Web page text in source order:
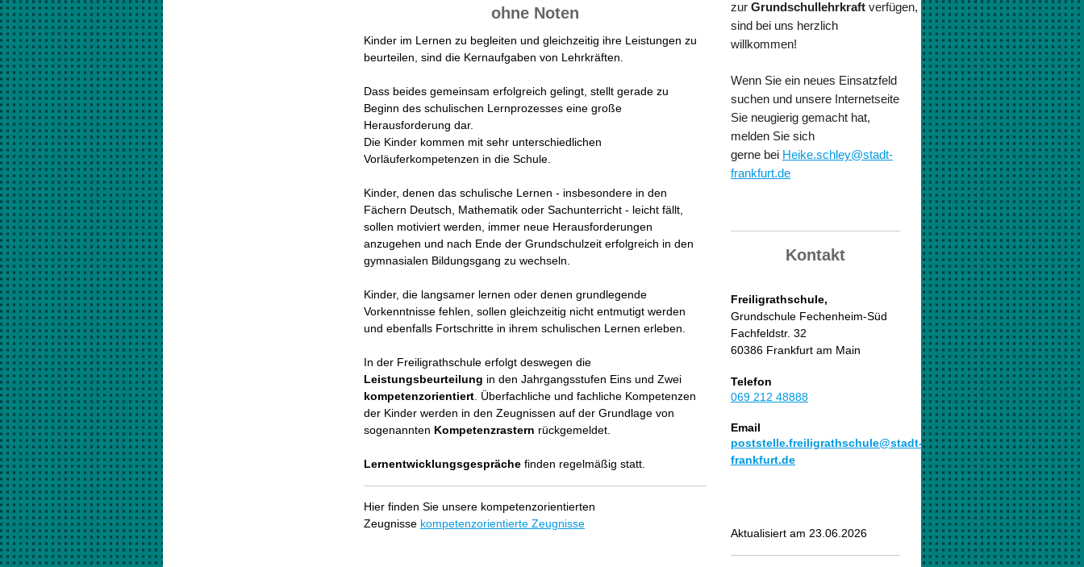
ohne Noten
Kinder im Lernen zu begleiten und gleichzeitig ihre Leistungen zu
beurteilen, sind die Kernaufgaben von Lehrkräften.
Dass beides gemeinsam erfolgreich gelingt, stellt gerade zu
Beginn des schulischen Lernprozesses eine große
Herausforderung dar.
Die Kinder kommen mit sehr unterschiedlichen
Vorläuferkompetenzen in die Schule.
Kinder, denen das schulische Lernen - insbesondere in den
Fächern Deutsch, Mathematik oder Sachunterricht - leicht fällt,
sollen motiviert werden, immer neue Herausforderungen
anzugehen und nach Ende der Grundschulzeit erfolgreich in den
gymnasialen Bildungsgang zu wechseln.
Kinder, die langsamer lernen oder denen grundlegende
Vorkenntnisse fehlen, sollen gleichzeitig nicht entmutigt werden
und ebenfalls Fortschritte in ihrem schulischen Lernen erleben.
In der Freiligrathschule erfolgt deswegen die
Leistungsbeurteilung in den Jahrgangsstufen Eins und Zwei
kompetenzorientiert . Überfachliche und fachliche Kompetenzen
der Kinder werden in den Zeugnissen auf der Grundlage von
sogenannten Kompetenzrastern rückgemeldet.
Lernentwicklungsgespräche finden regelmäßig statt.
Hier finden Sie unsere kompetenzorientierten
Zeugnisse kompetenzorientierte Zeugnisse
zur Grundschullehrkraft verfügen,
sind bei uns herzlich
willkommen!
Wenn Sie ein neues Einsatzfeld
suchen und unsere Internetseite
Sie neugierig gemacht hat,
melden Sie sich
gerne bei Heike.schley@stadt-
frankfurt.de
Kontakt
Freiligrathschule,
Grundschule Fechenheim-Süd
Fachfeldstr. 32
60386 Frankfurt am Main
Telefon
069 212 48888
Email
poststelle.freiligrathschule@stadt-
frankfurt.de
Aktualisiert am 23.06.2026